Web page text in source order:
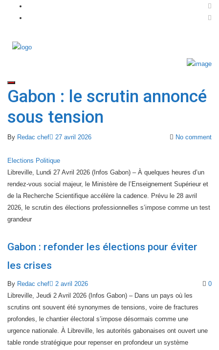
Gabon : le scrutin annoncé
sous tension
By Redac chef 27 avril 2026 No comment
Elections Politique
Libreville, Lundi 27 Avril 2026 (Infos Gabon) – À quelques heures d’un
rendez-vous social majeur, le Ministère de l’Enseignement Supérieur et
de la Recherche Scientifique accélère la cadence. Prévu le 28 avril
2026, le scrutin des élections professionnelles s’impose comme un test
grandeur
Gabon : refonder les élections pour éviter
les crises
By Redac chef 2 avril 2026
0
Libreville, Jeudi 2 Avril 2026 (Infos Gabon) – Dans un pays où les
scrutins ont souvent été synonymes de tensions, voire de fractures
profondes, le chantier électoral s’impose désormais comme une
urgence nationale. À Libreville, les autorités gabonaises ont ouvert une
table ronde stratégique pour repenser en profondeur un système